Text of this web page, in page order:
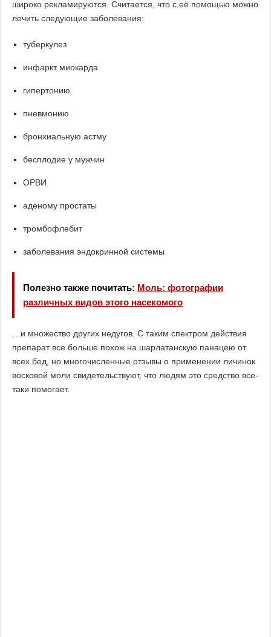
широко рекламируются. Считается, что с её помощью можно
лечить следующие заболевания:
туберкулез
инфаркт миокарда
гипертонию
пневмонию
бронхиальную астму
бесплодие у мужчин
ОРВИ
аденому простаты
тромбофлебит
заболевания эндокринной системы
Полезно также почитать: Моль: фотографии
различных видов этого насекомого
…и множество других недугов. С таким спектром действия
препарат все больше похож на шарлатанскую панацею от
всех бед, но многочисленные отзывы о применении личинок
восковой моли свидетельствуют, что людям это средство все-
таки помогает.